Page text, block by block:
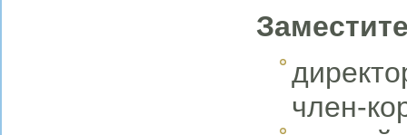
член-